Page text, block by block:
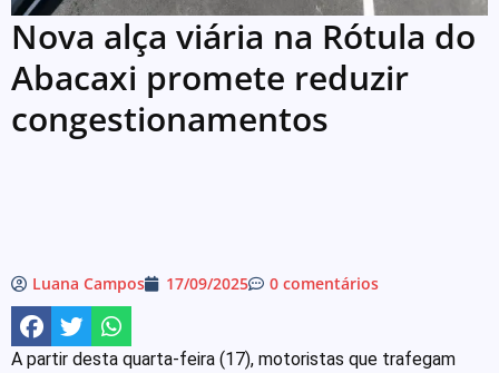
Nova alça viária na Rótula do
Abacaxi promete reduzir
congestionamentos
Luana Campos 17/09/2025 0 comentários
A partir desta quarta-feira (17), motoristas que trafegam